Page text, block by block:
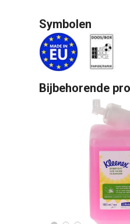
Symbolen
Bijbehorende